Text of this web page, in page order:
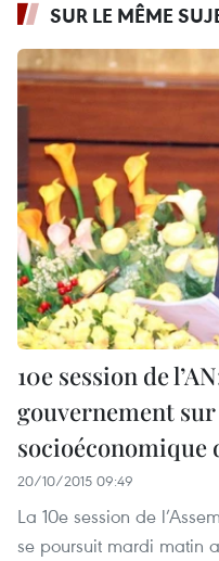
SUR LE MÊME
10e session de
gouvernement
socioéconomique
20/10/2015 09:49
La 10e session de
se poursuit mardi matin